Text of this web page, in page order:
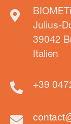
Julius-
39042
Italien
+39